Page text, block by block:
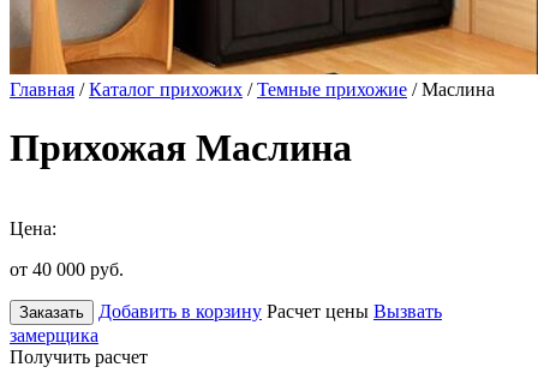
Главная /Каталог прихожих /Темные прихожие / Маслина
Прихожая Маслина
Цена:
от 40 000 руб.
Заказать Добавить в корзину Расчет цены Вызвать
замерщика
Получить расчет